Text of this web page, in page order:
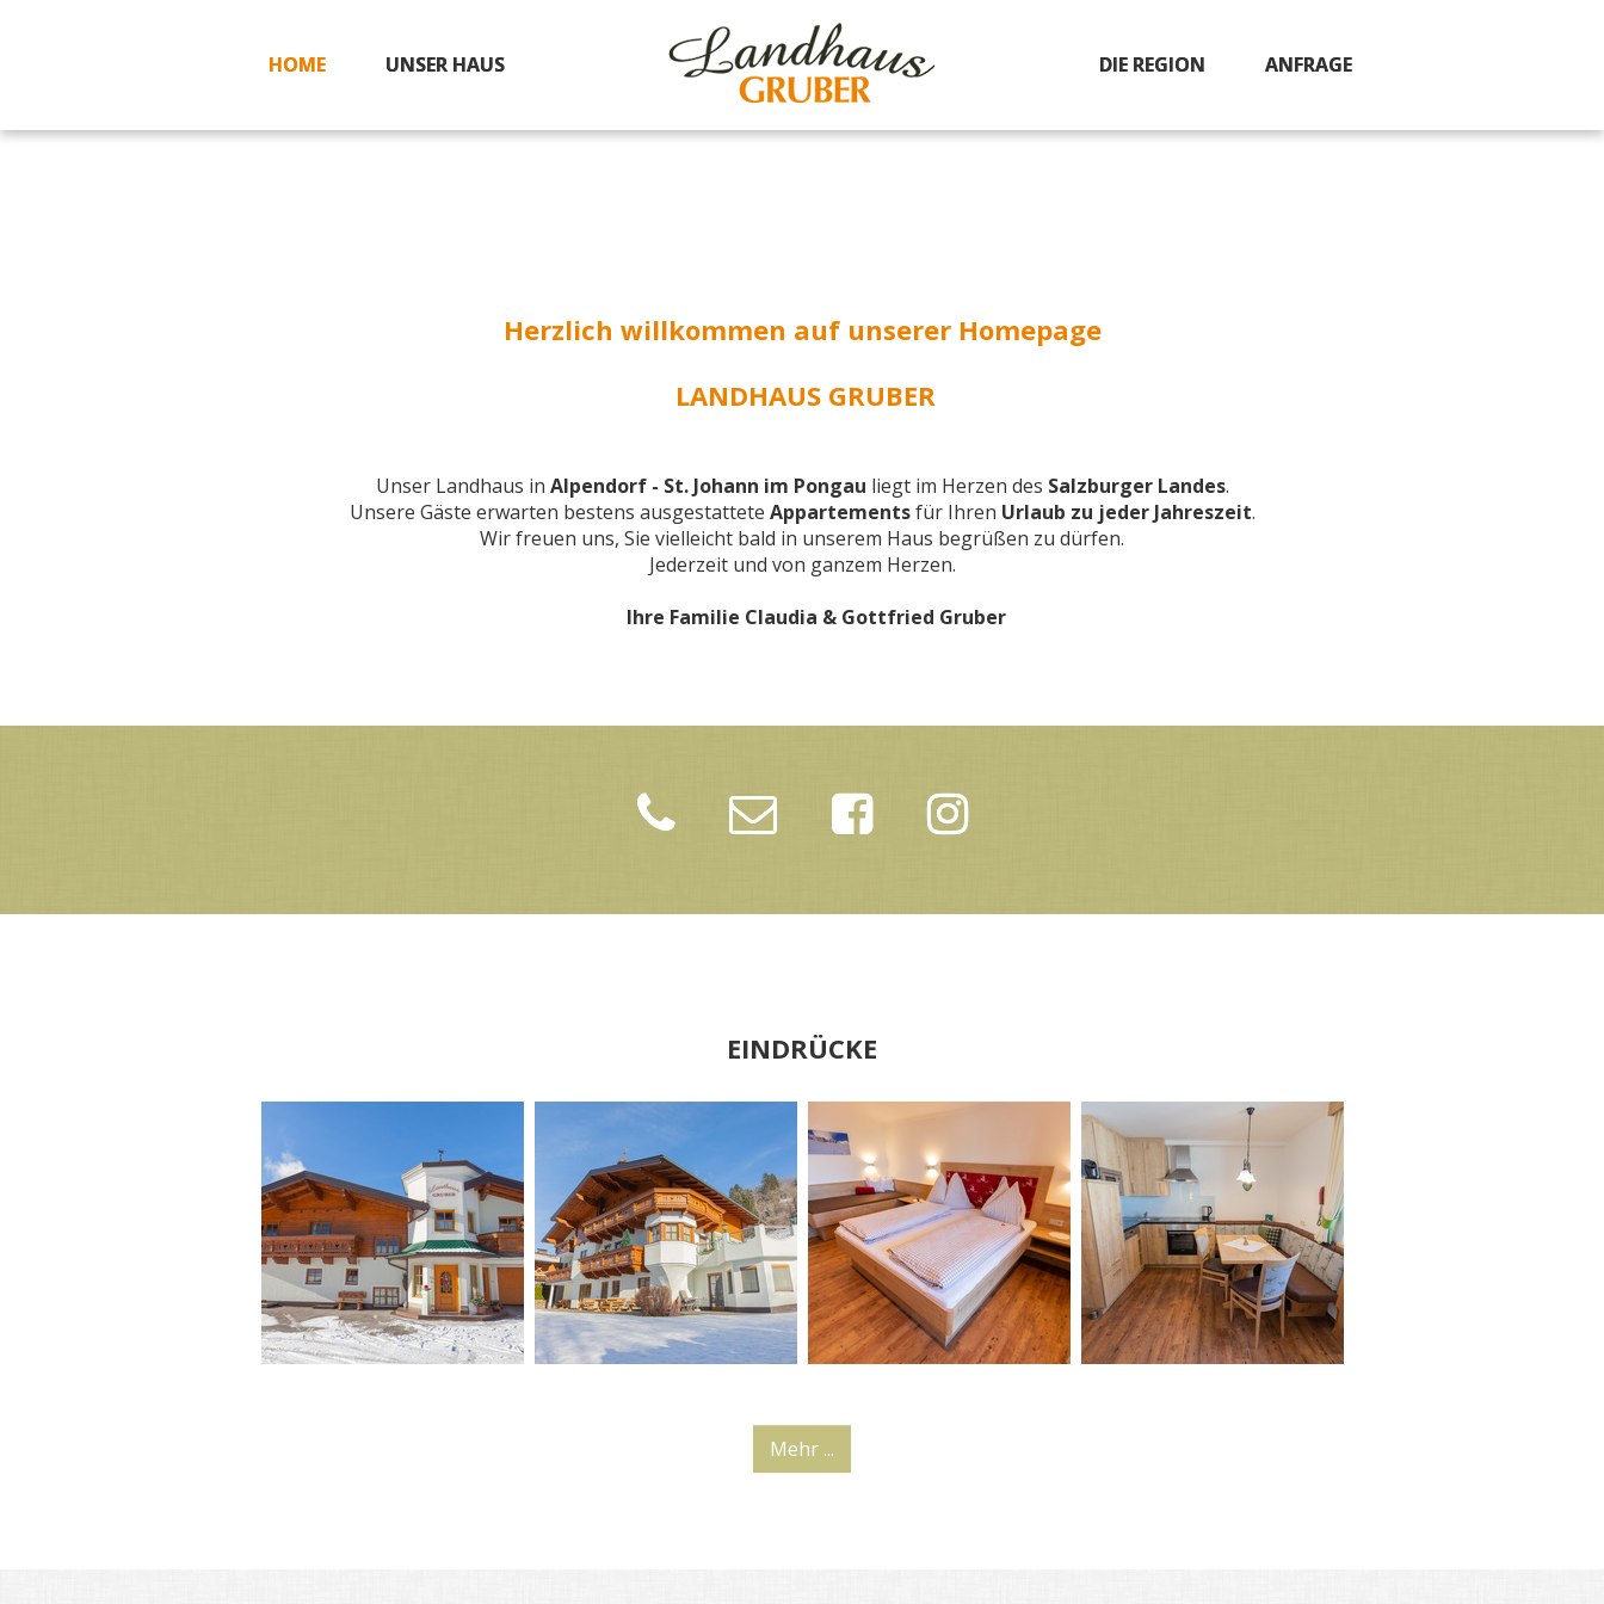
HOME UNSER HAUS DIE REGION ANFRAGE
Herzlich willkommen auf unserer Homepage
LANDHAUS GRUBER
Unser Landhaus in Alpendorf - St. Johann im Pongau liegt im Herzen des Salzburger Landes.
Unsere Gäste erwarten bestens ausgestattete Appartementsfür Ihren Urlaub zu jeder Jahreszeit.
Wir freuen uns, Sie vielleicht bald in unserem Haus begrüßen zu dürfen.
Jederzeit und von ganzem Herzen.
Ihre Familie Claudia & Gottfried Gruber
EINDRÜCKE
Mehr ...